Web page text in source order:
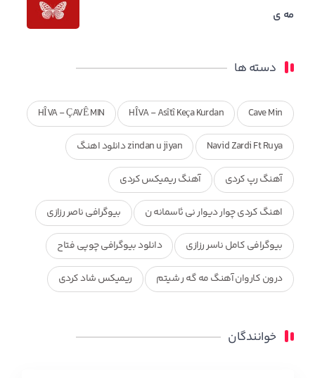
مه ی
دسته ها
Cave Min
HÎVA - Asîtî Keça Kurdan
HÎVA - ÇAVÊ MIN
Navid Zardi Ft Ruya zindan u jiyan دانلود اهنگ
آهنگ رپ کردی آهنگ ریمیکس کردی
اهنگ کردی چوار دیوار نی ئاسمانه ن بیوگرافی ناصر رزازی
بیوگرافی کامل ناسر رزازی دانلود بیوگرافی چوپی فتاح
درون کاروان آهنگ مه گه ر شیتم ریمیکس شاد کردی
محمد جزا
خوانندگان